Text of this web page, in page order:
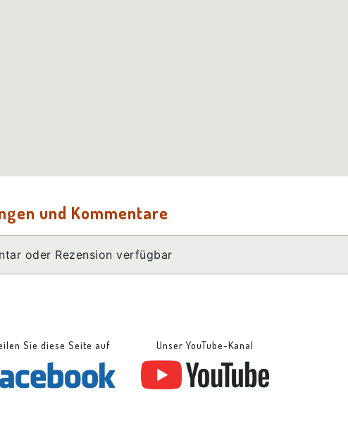
und Kommentare
oder Rezension verfügbar
Sie diese Seite auf Unser YouTube-Kanal